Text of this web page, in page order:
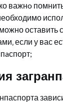
важнo
оставить
если у вас